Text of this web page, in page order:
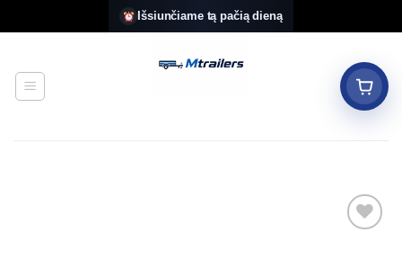
to
Išsiunčiame tą pačią dieną